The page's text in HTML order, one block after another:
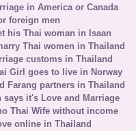
in America or Canada
foreign men
his Thai woman in Isaan
Thai women in Thailand
customs in Thailand
Girl goes to live in Norway
Farang partners in Thailand
says it's Love and Marriage
Thai Wife without income
online in Thailand